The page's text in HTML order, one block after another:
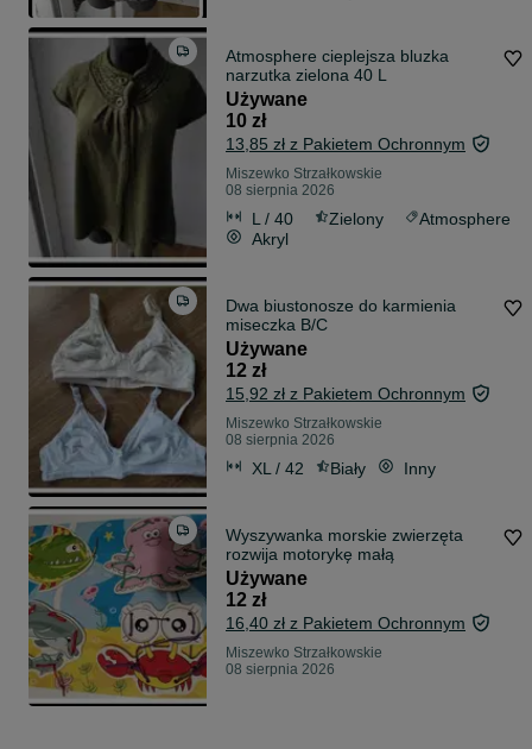
Atmosphere cieplejsza bluzka
narzutka zielona 40 L
Używane
10 zł
13,85 zł z Pakietem Ochronnym
Miszewko Strzałkowskie
08 sierpnia 2026
L / 40 Zielony
Atmosphere
Akryl
Dwa biustonosze do karmienia
miseczka B/C
Używane
12 zł
15,92 zł z Pakietem Ochronnym
Miszewko Strzałkowskie
08 sierpnia 2026
XL / 42 Biały Inny
Wyszywanka morskie zwierzęta
rozwija motorykę małą
Używane
12 zł
16,40 zł z Pakietem Ochronnym
Miszewko Strzałkowskie
08 sierpnia 2026